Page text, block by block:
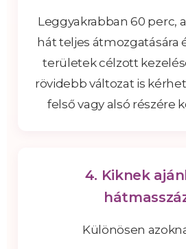
Leggyakrabban 60 perc,
hát teljes átmozgatására
területek célzott
rövidebb változat is
felső vagy alsó részére
4. Kiknek
Különösen